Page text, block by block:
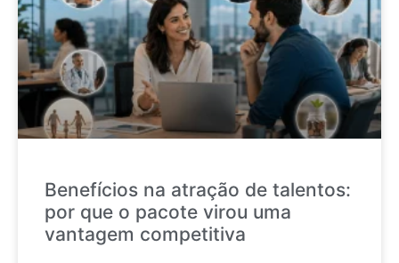
Benefícios na atração de talentos:
por que o pacote virou uma
vantagem competitiva